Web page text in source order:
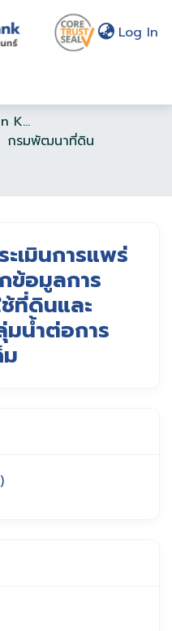
Log In
Songkhla Lake Basin Knowledge Bank
กรมพัฒนาที่ดิน
เมินการแพร่
ข้อมูลการ
ที่ดินและ
มน้ำต่อการ